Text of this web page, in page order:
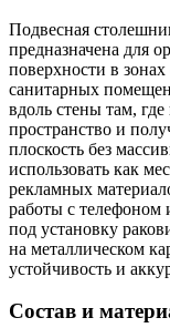
Подвесная
предназначена для
поверхности в
санитарных
вдоль стены там,
пространство и
плоскость без
использовать как
рекламных
работы с телефоном
под установку
на металлическом
устойчивость и
Состав и